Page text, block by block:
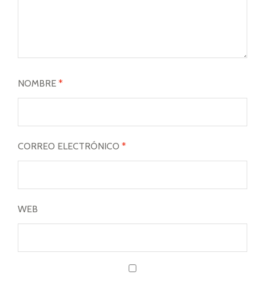
NOMBRE *
CORREO ELECTRÓNICO *
WEB